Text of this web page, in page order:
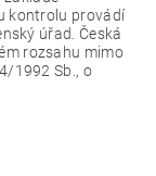
kontrolu provádí
úřad. Česká
rozsahu mimo
1992 Sb., o